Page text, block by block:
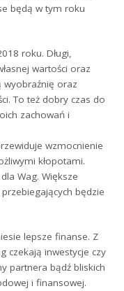
będą w tym roku
roku. Długi,
wartości oraz
wyobraźnię oraz
To też dobry czas do
zachowań i
wzmocnienie
kłopotami.
Wag. Większe
będzie
lepsze finanse. Z
czekają inwestycje czy
partnera bądź bliskich
i finansowej.